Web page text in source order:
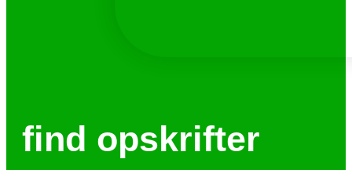
find opskrifter